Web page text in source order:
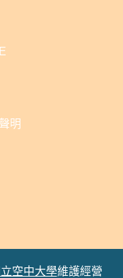
明
立空中大學維護經營